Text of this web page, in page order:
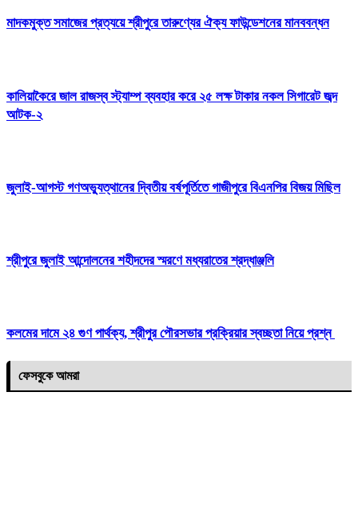
মাদকমুক্ত সমাজের প্রত্যয়ে শ্রীপুরে তারুণ্যের ঐক্য ফাউন্ডেশনের মানববন্ধন
কালিয়াকৈরে জাল রাজস্ব স্ট্যাম্প ব্যবহার করে ২৫ লক্ষ টাকার নকল সিগারেট জব্দ
আটক-২
জুলাই-আগস্ট গণঅভ্যুত্থানের দ্বিতীয় বর্ষপূর্তিতে গাজীপুরে বিএনপির বিজয় মিছিল
শ্রীপুরে জুলাই আন্দোলনের শহীদদের স্মরণে মধ্যরাতের শ্রদ্ধাঞ্জলি
কলমের দামে ২৪ গুণ পার্থক্য, শ্রীপুর পৌরসভার প্রক্রিয়ার স্বচ্ছতা নিয়ে প্রশ্ন
ফেসবুকে আমরা